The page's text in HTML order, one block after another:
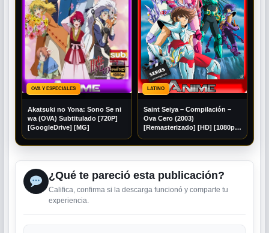
OVA Y ESPECIALES
Akatsuki no Yona: Sono Se ni
wa (OVA) Subtitulado [720P]
[GoogleDrive] [MG]
LATINO
Saint Seiya – Compilación –
Ova Cero (2003)
[Remasterizado] [HD] [1080p]
AioriaHD
¿Qué te pareció esta publicación?
Califica, confirma si la descarga funcionó y comparte tu
experiencia.